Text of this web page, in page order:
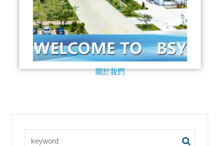
關於我們